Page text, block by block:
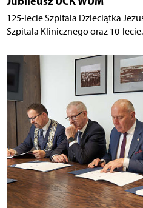
125-lecie Szpitala Dzieciątka
Szpitala Klinicznego oraz 10-